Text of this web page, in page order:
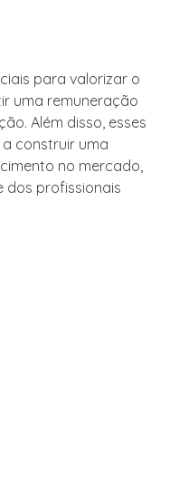
para valorizar o
uma remuneração
Além disso, esses
construir uma
no mercado,
dos profissionais